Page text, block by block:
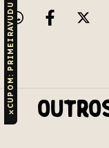
✕
CUPOM: PRIMEIRAVUDU